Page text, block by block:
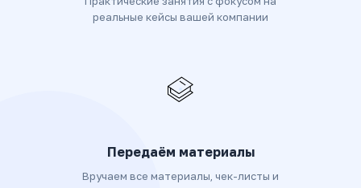
реальные кейсы вашей компании
Передаём материалы
Вручаем все материалы, чек-листы и